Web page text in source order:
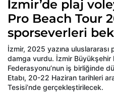
İzmir’de plaj
Pro Beach Tour
sporseverleri
İzmir, 2025 yazına uluslararası
damga vurdu. İzmir Büyükşehir
Federasyonu’nun iş birliğinde
Etabı, 20-22 Haziran tarihleri
Tesisi’nde gerçekleştirilecek.